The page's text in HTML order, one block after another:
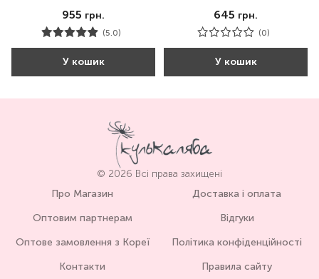
955 грн.
(5.0)
У кошик
645 грн.
(0)
У кошик
© 2026 Всі права захищені
Про Магазин
Оптовим партнерам
Оптове замовлення з Кореї
Контакти
Доставка і оплата
Відгуки
Політика конфіденційності
Правила сайту